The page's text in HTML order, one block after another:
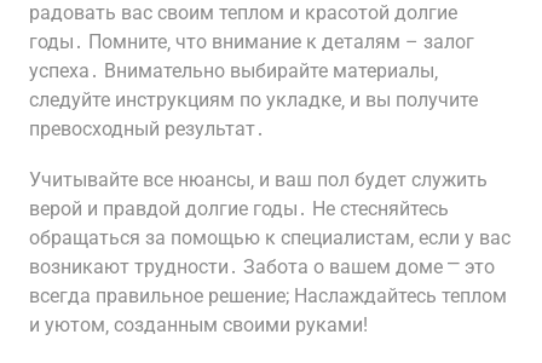
радовать вас своим теплом и красотой долгие
годы․ Помните‚ что внимание к деталям – залог
успеха․ Внимательно выбирайте материалы‚
следуйте инструкциям по укладке‚ и вы получите
превосходный результат․
Учитывайте все нюансы‚ и ваш пол будет служить
верой и правдой долгие годы․ Не стесняйтесь
обращаться за помощью к специалистам‚ если у вас
возникают трудности․ Забота о вашем доме ⎻ это
всегда правильное решение; Наслаждайтесь теплом
и уютом‚ созданным своими руками!